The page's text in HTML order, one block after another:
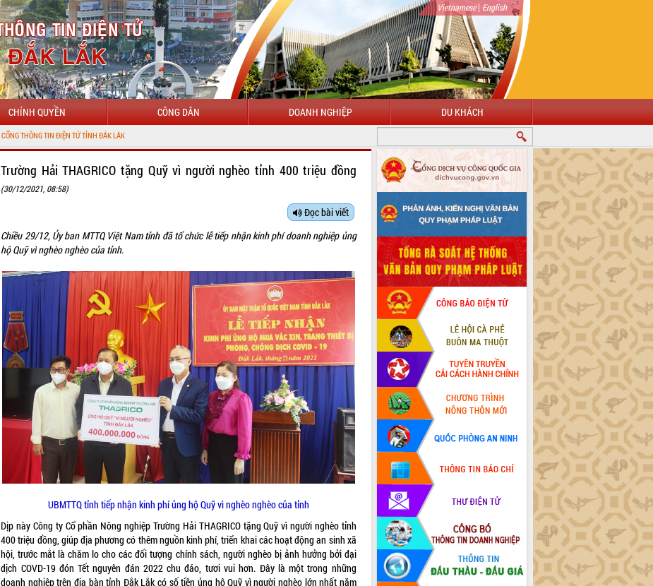
Vietnamese| English
CHÍNH QUYỀN CÔNG DÂN DOANH NGHIỆP DU KHÁCH
CHÀO MỪNG ĐẾN VỚI CỔNG THÔNG TIN ĐIỆN TỬ TỈNH ĐẮK LẮK
Trường Hải THAGRICO tặng Quỹ vì người nghèo tỉnh 400 triệu đồng
(30/12/2021, 08:58)
Đọc bài viết
Chiều 29/12, Ủy ban MTTQ Việt Nam tỉnh đã tổ chức lễ tiếp nhận kinh phí doanh nghiệp ủng
hộ Quỹ vì nghèo nghèo của tỉnh.
UBMTTQ tỉnh tiếp nhận kinh phí ủng hộ Quỹ vì nghèo nghèo của tỉnh
Dịp này Công ty Cổ phần Nông nghiệp Trường Hải THAGRICO tặng Quỹ vì người nghèo tỉnh
400 triệu đồng, giúp địa phương có thêm nguồn kinh phí, triển khai các hoạt động an sinh xã
hội, trước mắt là chăm lo cho các đối tượng chính sách, người nghèo bị ảnh hưởng bởi đại
dịch COVD-19 đón Tết nguyên đán 2022 chu đáo, tươi vui hơn. Đây là một trong những
doanh nghiệp trên địa bàn tỉnh Đắk Lắk có số tiền ủng hộ Quỹ vì người nghèo lớn nhất năm